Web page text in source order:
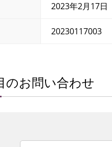
2023年2月17日
20230117003
のお問い合わせ